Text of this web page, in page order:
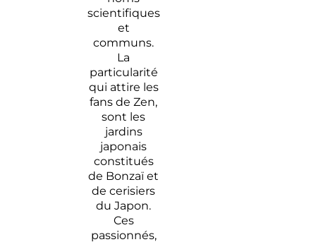
scientifiques
et
communs.
La
particularité
qui attire les
fans de Zen,
sont les
jardins
japonais
constitués
de Bonzaï et
de cerisiers
du Japon.
Ces
passionnés,